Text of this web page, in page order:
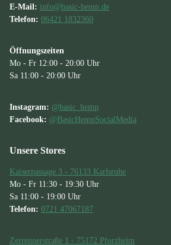
E-Mail: info@basic-hemp.de
Telefon: 06421 1832360
Öffnungszeiten
Mo - Fr 12:00 - 20:00 Uhr
Sa 11:00 - 20:00 Uhr
Instagram: @basic_hemp
Facebook: @BasicHempSocialMedia
Unsere Stores
Kaiserpassage 3 - 76133 Karlsruhe
Mo - Fr 11:30 - 19:30 Uhr
Sa 11:00 - 19:00 Uhr
Telefon: 0721 47067187
Zerrennerstraße 1 - 75172 Pforzheim